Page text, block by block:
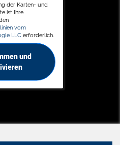
der Karten- und
ist Ihre
vom
LLC erforderlich.
und